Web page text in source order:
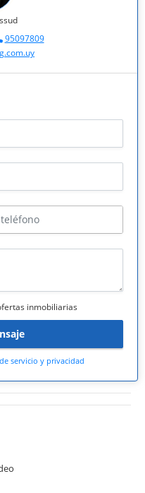
95097809
inmobiliarias
servicio y privacidad